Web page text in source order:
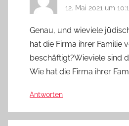
12. Mai 2021 um
Genau, und wieviele
hat die Firma ihrer Familie
beschäftigt?Wieviele sind
Wie hat die Firma ihrer
Antworten